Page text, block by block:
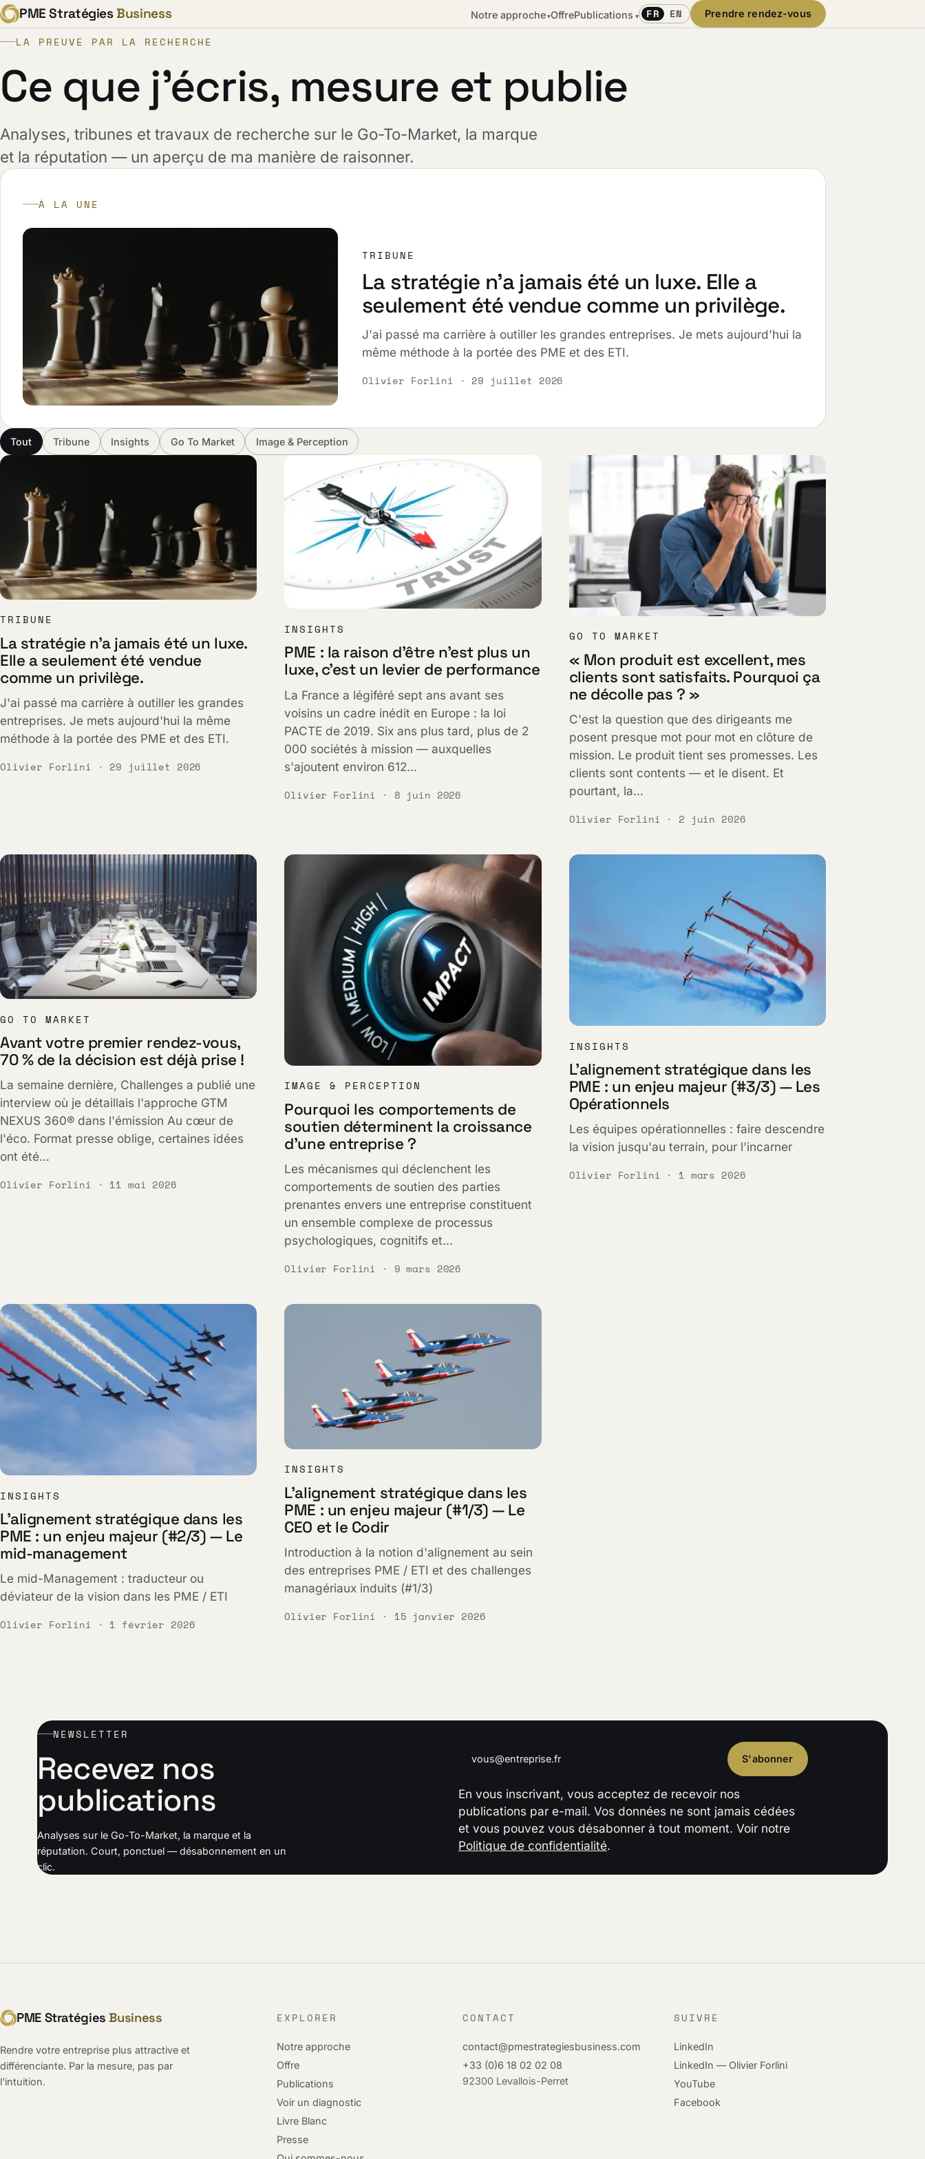
PME StratégiesBusiness Notre approche ▾OffrePublications ▾ FR EN Prendre rendez-vous
LA PREUVE PAR LA RECHERCHE
Ce que j'écris, mesure et publie
Analyses, tribunes et travaux de recherche sur le Go-To-Market, la marque
et la réputation — un aperçu de ma manière de raisonner.
À LA UNE
TRIBUNE
La stratégie n'a jamais été un luxe. Elle a
seulement été vendue comme un privilège.
J'ai passé ma carrière à outiller les grandes entreprises. Je mets aujourd'hui la
même méthode à la portée des PME et des ETI.
Olivier Forlini · 29 juillet 2026
Tout Tribune Insights Go To Market Image & Perception
TRIBUNE
La stratégie n'a jamais été un luxe.
Elle a seulement été vendue
comme un privilège.
J'ai passé ma carrière à outiller les grandes
entreprises. Je mets aujourd'hui la même
méthode à la portée des PME et des ETI.
Olivier Forlini · 29 juillet 2026
INSIGHTS
PME : la raison d'être n'est plus un
luxe, c'est un levier de performance
La France a légiféré sept ans avant ses
voisins un cadre inédit en Europe : la loi
PACTE de 2019. Six ans plus tard, plus de 2
000 sociétés à mission — auxquelles
s'ajoutent environ 612…
Olivier Forlini · 8 juin 2026
GO TO MARKET
« Mon produit est excellent, mes
clients sont satisfaits. Pourquoi ça
ne décolle pas ? »
C'est la question que des dirigeants me
posent presque mot pour mot en clôture de
mission. Le produit tient ses promesses. Les
clients sont contents — et le disent. Et
pourtant, la…
Olivier Forlini · 2 juin 2026
GO TO MARKET
Avant votre premier rendez-vous,
70 % de la décision est déjà prise !
La semaine dernière, Challenges a publié une
interview où je détaillais l'approche GTM
NEXUS 360® dans l'émission Au cœur de
l'éco. Format presse oblige, certaines idées
ont été…
Olivier Forlini · 11 mai 2026
IMAGE & PERCEPTION
Pourquoi les comportements de
soutien déterminent la croissance
d'une entreprise ?
Les mécanismes qui déclenchent les
comportements de soutien des parties
prenantes envers une entreprise constituent
un ensemble complexe de processus
psychologiques, cognitifs et…
Olivier Forlini · 9 mars 2026
INSIGHTS
L'alignement stratégique dans les
PME : un enjeu majeur (#3/3) — Les
Opérationnels
Les équipes opérationnelles : faire descendre
la vision jusqu'au terrain, pour l'incarner
Olivier Forlini · 1 mars 2026
INSIGHTS
L'alignement stratégique dans les
PME : un enjeu majeur (#2/3) — Le
mid-management
Le mid-Management : traducteur ou
déviateur de la vision dans les PME / ETI
Olivier Forlini · 1 février 2026
INSIGHTS
L'alignement stratégique dans les
PME : un enjeu majeur (#1/3) — Le
CEO et le Codir
Introduction à la notion d'alignement au sein
des entreprises PME / ETI et des challenges
managériaux induits (#1/3)
Olivier Forlini · 15 janvier 2026
NEWSLETTER
Recevez nos
publications
Analyses sur le Go-To-Market, la marque et la
réputation. Court, ponctuel — désabonnement en un
clic.
S'abonner
En vous inscrivant, vous acceptez de recevoir nos
publications par e-mail. Vos données ne sont jamais cédées
et vous pouvez vous désabonner à tout moment. Voir notre
Politique de confidentialité.
PME StratégiesBusiness
Rendre votre entreprise plus attractive et
différenciante. Par la mesure, pas par
l'intuition.
EXPLORER
Notre approche
Offre
Publications
Voir un diagnostic
Livre Blanc
Presse
CONTACT
contact@pmestrategiesbusiness.com
+33 (0)6 18 02 02 08
92300 Levallois-Perret
SUIVRE
LinkedIn
LinkedIn — Olivier Forlini
YouTube
Facebook